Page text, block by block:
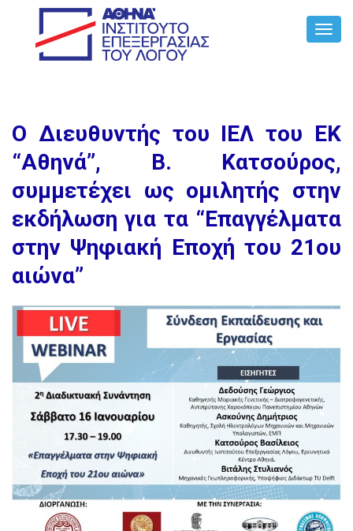
Ο Διευθυντής του ΙΕΛ του ΕΚ
“Αθηνά”, Β. Κατσούρος,
συμμετέχει ως ομιλητής στην
εκδήλωση για τα “Επαγγέλματα
στην Ψηφιακή Εποχή του 21ου
αιώνα”